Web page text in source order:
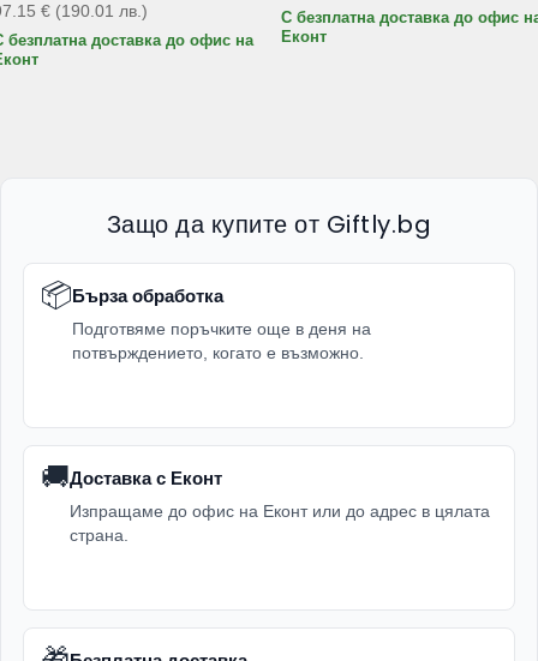
€ (190.01 лв. )
безплатна доставка до офис на
С безплатна доставка до офис
Еконт
Защо да купите от Giftly.bg
📦Бърза обработка
Подготвяме поръчките още в деня на
потвърждението, когато е възможно.
🚚Доставка с Еконт
Изпращаме до офис на Еконт или до адрес в цялата
страна.